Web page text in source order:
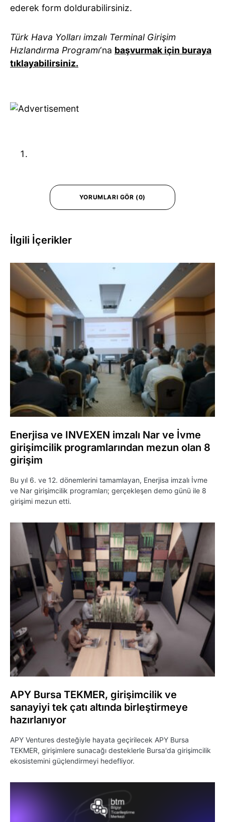
ederek form doldurabilirsiniz.
Türk Hava Yolları imzalı Terminal Girişim
Hızlandırma Programı‘na başvurmak için buraya
tıklayabilirsiniz.
YORUMLARI GÖR (0)
İlgili İçerikler
Enerjisa ve INVEXEN imzalı Nar ve İvme
girişimcilik programlarından mezun olan 8
girişim
Bu yıl 6. ve 12. dönemlerini tamamlayan, Enerjisa imzalı İvme
ve Nar girişimcilik programları; gerçekleşen demo günü ile 8
girişimi mezun etti.
APY Bursa TEKMER, girişimcilik ve
sanayiyi tek çatı altında birleştirmeye
hazırlanıyor
APY Ventures desteğiyle hayata geçirilecek APY Bursa
TEKMER, girişimlere sunacağı desteklerle Bursa'da girişimcilik
ekosistemini güçlendirmeyi hedefliyor.